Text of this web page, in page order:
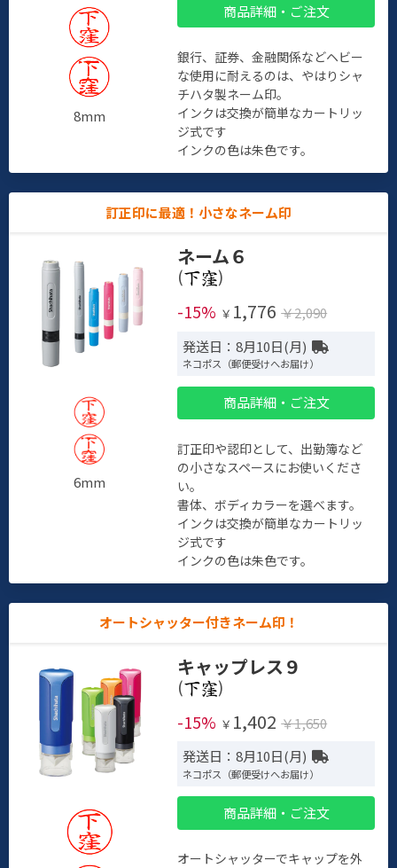
8mm
商品詳細・ご注文
銀行、証券、金融関係などヘビー
な使用に耐えるのは、やはりシャ
チハタ製ネーム印。
インクは交換が簡単なカートリッ
ジ式です
インクの色は朱色です。
訂正印に最適！小さなネーム印
6mm
ネーム６
(
)
-15% ￥ 1,776 ￥2,090
発送日：8月10日(月)
ネコポス（郵便受けへお届け）
商品詳細・ご注文
訂正印や認印として、出勤簿など
の小さなスペースにお使いくださ
い。
書体、ボディカラーを選べます。
インクは交換が簡単なカートリッ
ジ式です
インクの色は朱色です。
オートシャッター付きネーム印！
キャップレス９
(
)
-15% ￥ 1,402 ￥1,650
発送日：8月10日(月)
ネコポス（郵便受けへお届け）
商品詳細・ご注文
オートシャッターでキャップを外